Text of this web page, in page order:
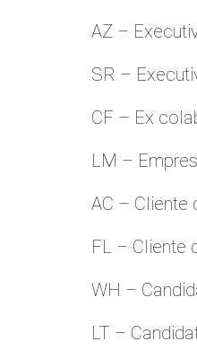
AZ –
SR –
CF – Ex
LM –
AC – Cliente
FL – Cliente
WH –
LT –